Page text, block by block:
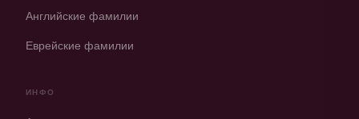
Английские фамилии
Еврейские фамилии
ИНФО